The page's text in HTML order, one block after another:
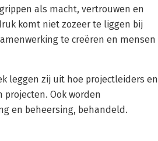
als macht, vertrouwen en
komt niet zozeer te liggen bij
te creëren en mensen
leggen zij uit hoe projectleiders en
Ook worden
en beheersing, behandeld.